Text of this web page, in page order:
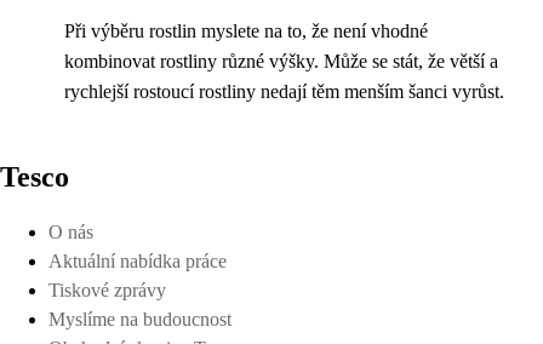
Při výběru rostlin myslete na to, že není vhodné
kombinovat rostliny různé výšky. Může se stát, že větší a
rychlejší rostoucí rostliny nedají těm menším šanci vyrůst.
Tesco
O nás
Aktuální nabídka práce
Tiskové zprávy
Myslíme na budoucnost